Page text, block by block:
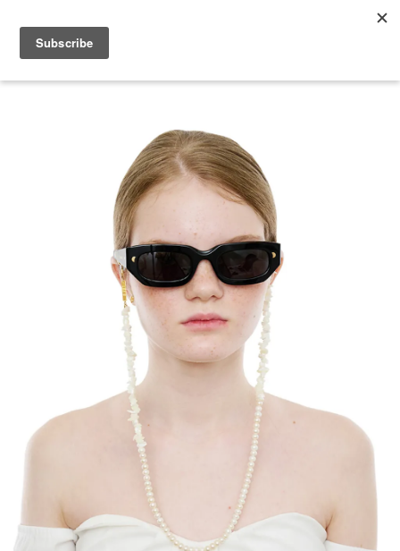
您的購物車目前還是空的。
繼續購物